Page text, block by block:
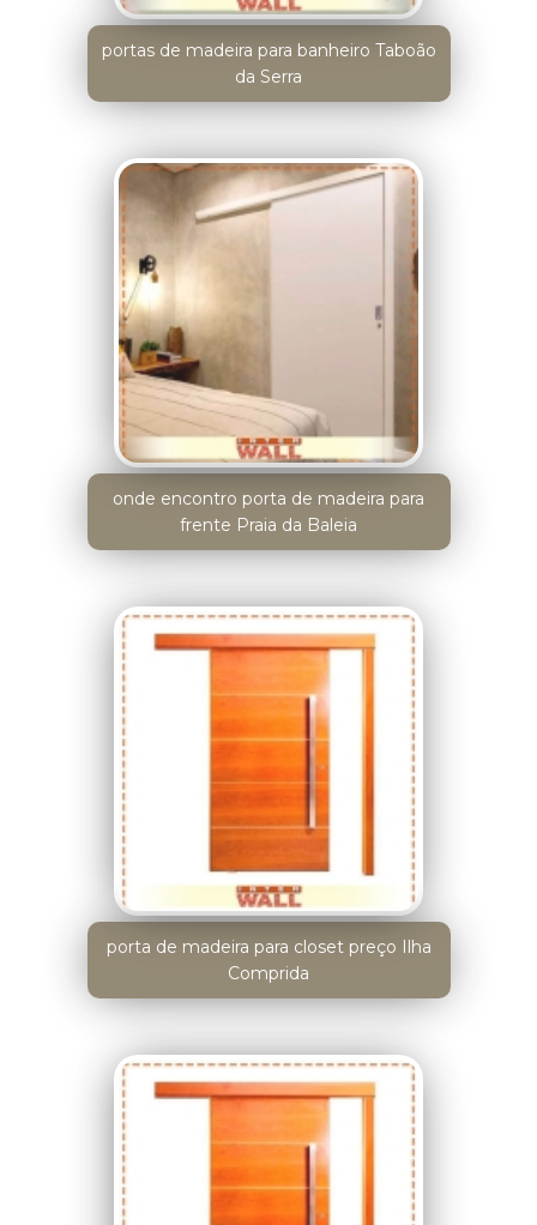
portas de madeira para banheiro Taboão
da Serra
onde encontro porta de madeira para
frente Praia da Baleia
porta de madeira para closet preço Ilha
Comprida